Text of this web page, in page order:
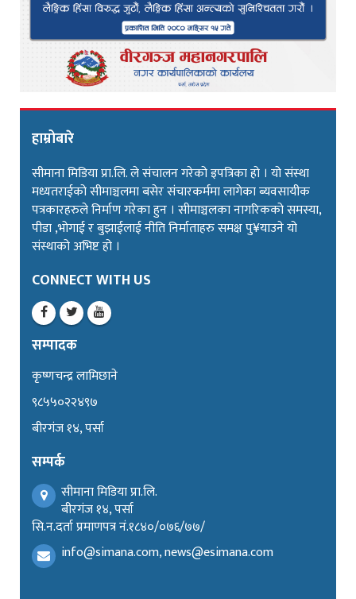
हाम्रोबारे
सीमाना मिडिया प्रा.लि. ले संचालन गरेको इपत्रिका हो । यो संस्था
मध्यतराईको सीमाञ्चलमा बसेर संचारकर्ममा लागेका ब्यवसायीक
पत्रकारहरुले निर्माण गरेका हुन । सीमाञ्चलका नागरिकको समस्या,
पीडा ,भोगाई र बुझाईलाई नीति निर्माताहरु समक्ष पु¥याउने यो
संस्थाको अभिष्ट हो ।
CONNECT WITH US
सम्पादक
कृष्णचन्द्र लामिछाने
९८५५०२२४९७
बीरगंज १४, पर्सा
सम्पर्क
सीमाना मिडिया प्रा.लि.
बीरगंज १४, पर्सा
सि.न.दर्ता प्रमाणपत्र नं.१८४०/०७६/७७/
info@simana.com, news@esimana.com